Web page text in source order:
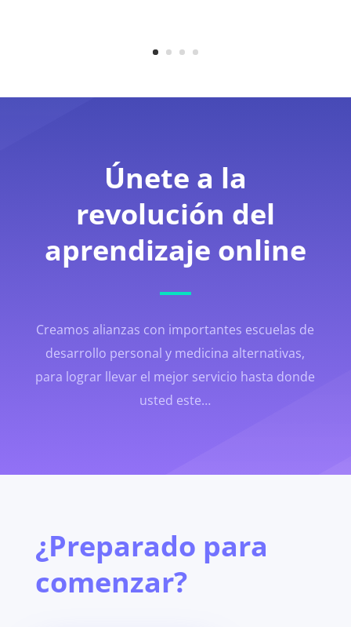
Únete a la
revolución del
aprendizaje online
Creamos alianzas con importantes escuelas de
desarrollo personal y medicina alternativas,
para lograr llevar el mejor servicio hasta donde
usted este…
¿Preparado para
comenzar?